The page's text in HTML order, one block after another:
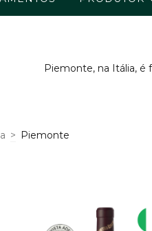
Piemonte, na Itália, é
> Piemonte